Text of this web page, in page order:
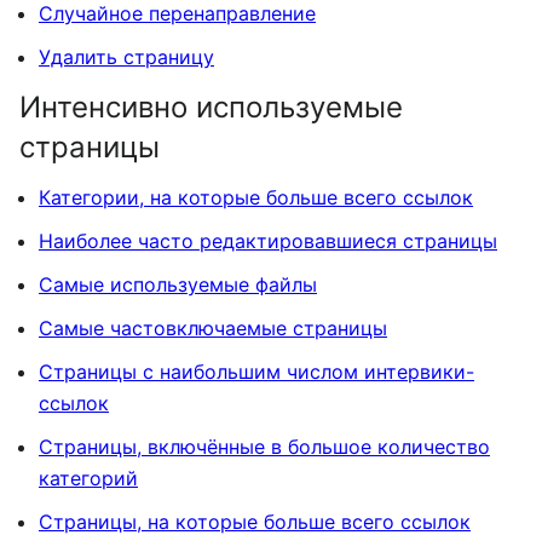
Случайное перенаправление
Удалить страницу
Интенсивно используемые
страницы
Категории, на которые больше всего ссылок
Наиболее часто редактировавшиеся страницы
Самые используемые файлы
Самые частовключаемые страницы
Страницы с наибольшим числом интервики-
ссылок
Страницы, включённые в большое количество
категорий
Страницы, на которые больше всего ссылок